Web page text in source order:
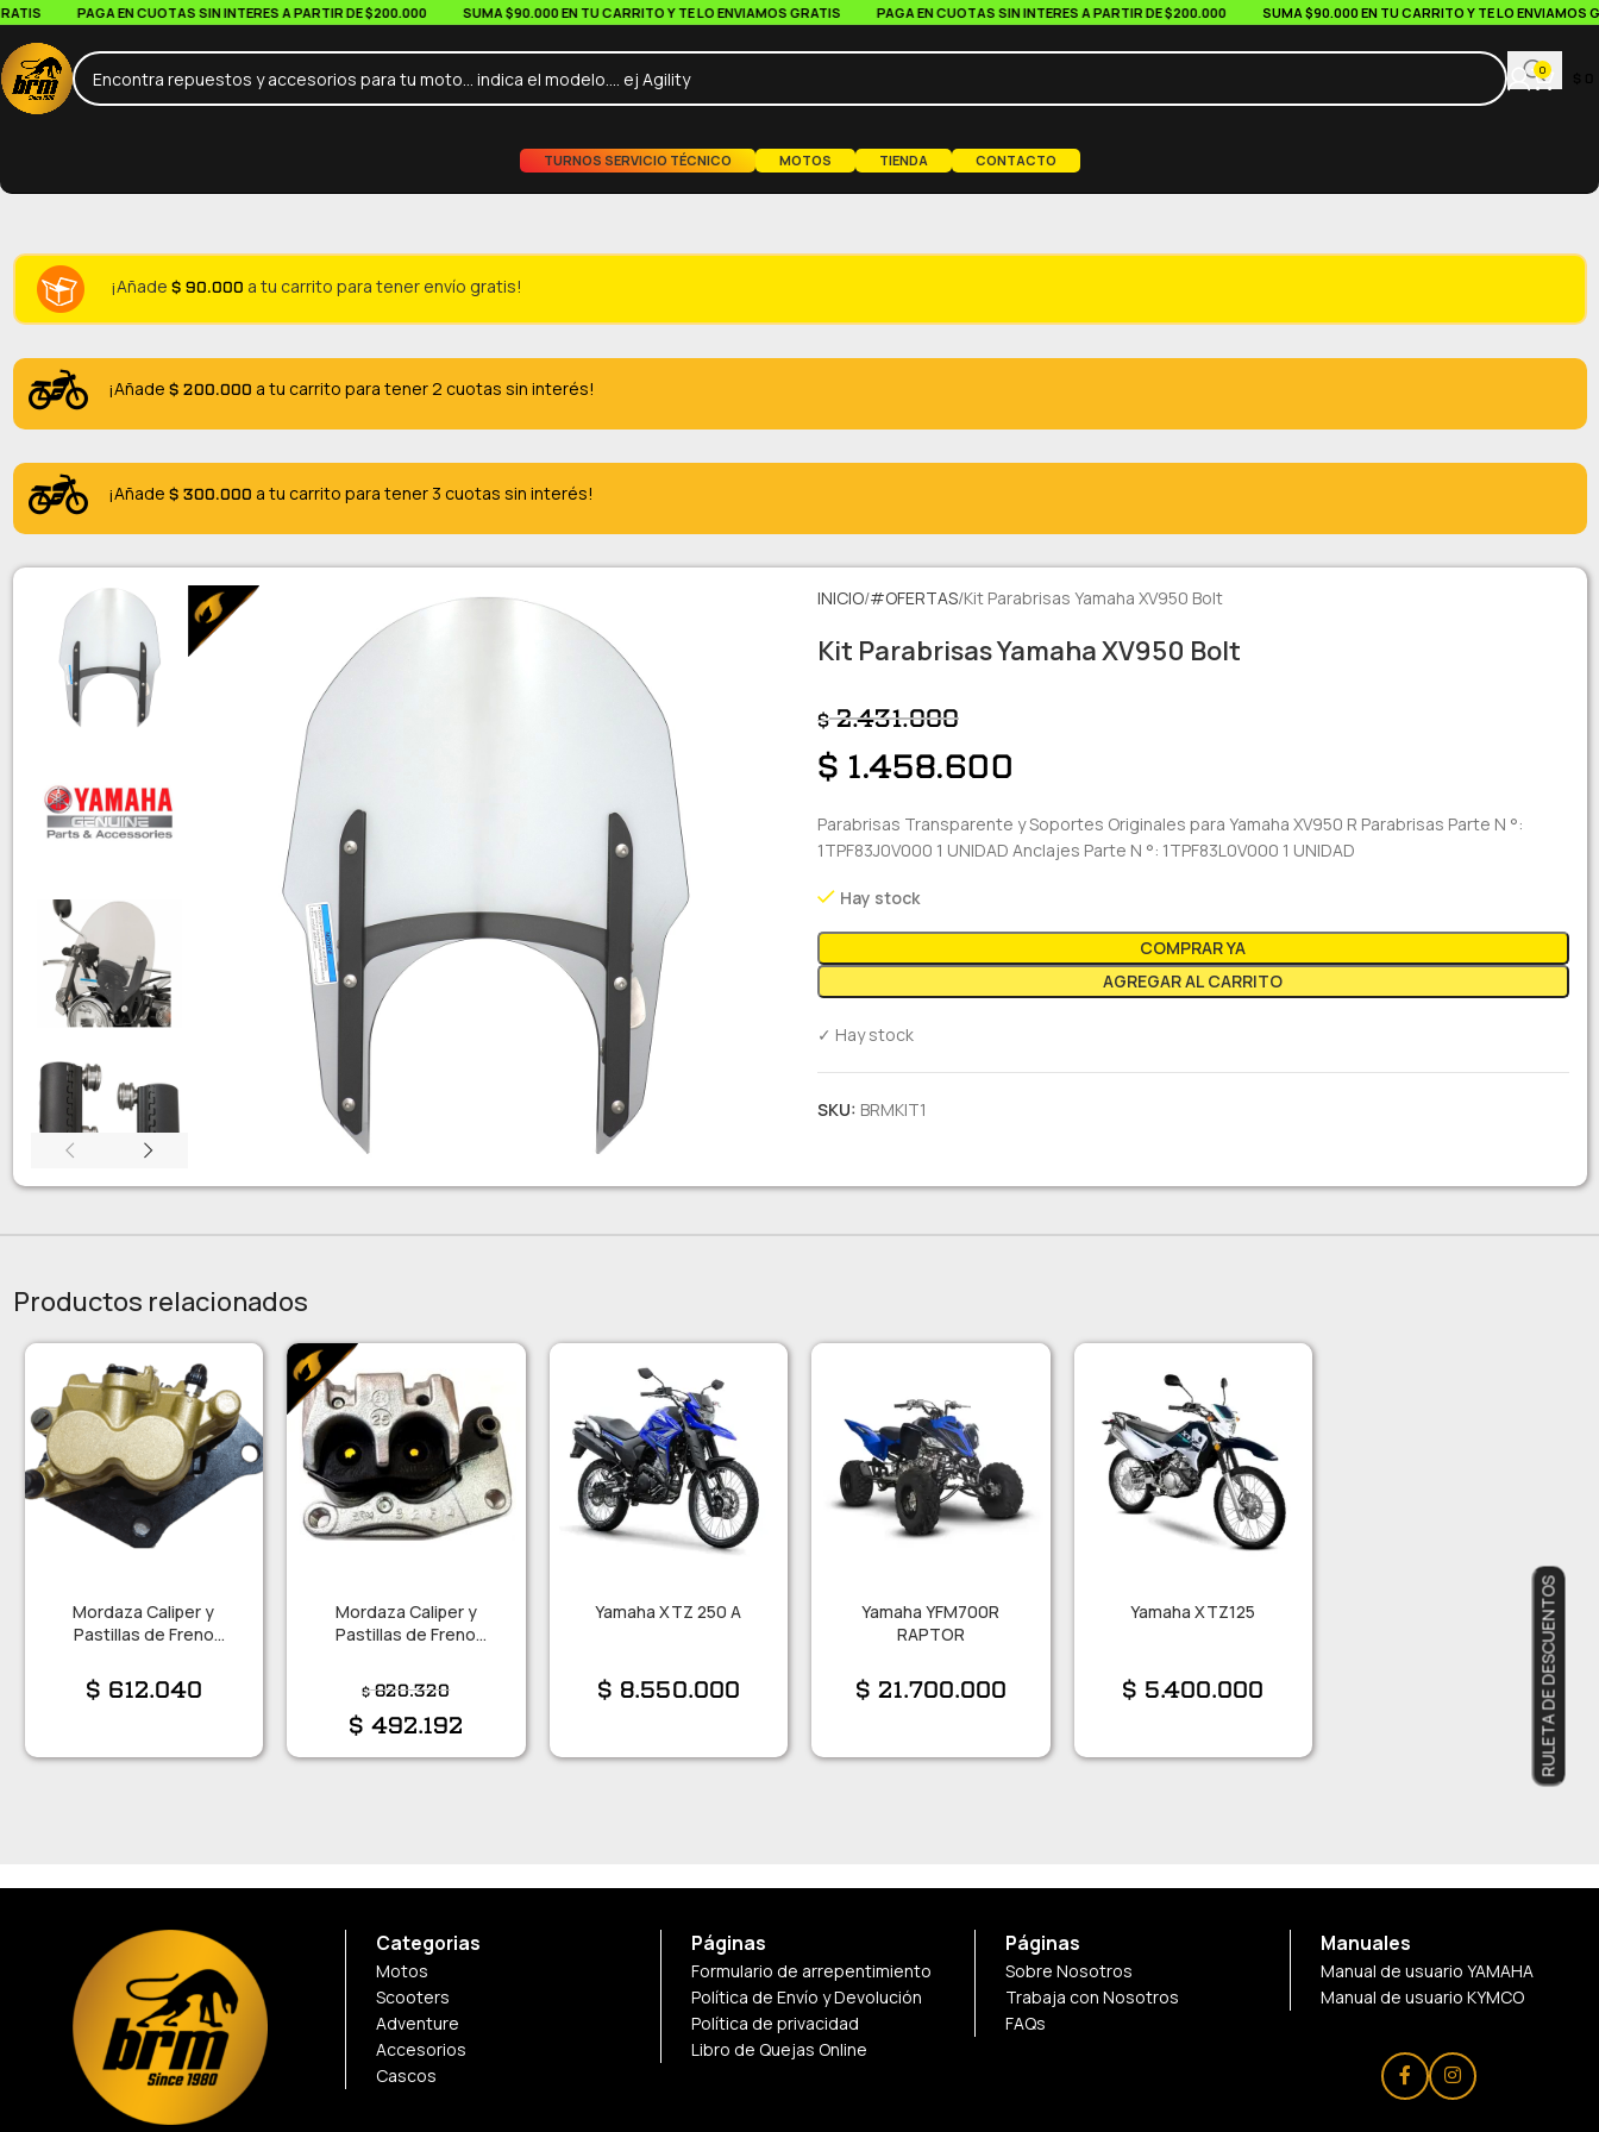
PAGA EN CUOTAS SIN INTERES A PARTIR DE $200.000 SUMA $90.000 EN TU CARRITO Y TE LO ENVIAMOS GRATIS PAGA EN CUOTAS SIN INTERES A PARTIR DE $200.000 SUMA $90.000 EN TU CARRITO Y TE LO ENVIAMOS
0
TURNOS SERVICIO TÉCNICO MOTOS TIENDA CONTACTO
¡Añade $90.000 a tu carrito para tener envío gratis!
¡Añade $200.000 a tu carrito para tener 2 cuotas sin interés!
¡Añade $300.000 a tu carrito para tener 3 cuotas sin interés!
INICIO #OFERTAS Kit Parabrisas Yamaha XV950 Bolt
Kit Parabrisas Yamaha XV950 Bolt
$2.431.000
$ 1.458.600
Parabrisas Transparente y Soportes Originales para Yamaha XV950 R Parabrisas Parte N °:
1TPF83J0V000 1 UNIDAD Anclajes Parte N °: 1TPF83L0V000 1 UNIDAD
Hay stock
AGREGAR AL CARRITO
COMPRAR YA
✓ Hay stock
SKU: BRMKIT1
Productos relacionados
Mordaza Caliper y
Pastillas de Freno
$ 612.040
Mordaza Caliper y
Pastillas de Freno
$820.320
$ 492.192
Yamaha XTZ 250 A
$ 8.550.000
Yamaha YFM700R
RAPTOR
$ 21.700.000
Yamaha XTZ125
$ 5.400.000
Categorias
Motos
Scooters
Adventure
Accesorios
Cascos
Páginas
Formulario de arrepentimiento
Política de Envío y Devolución
Política de privacidad
Libro de Quejas Online
Páginas
Sobre Nosotros
Trabaja con Nosotros
FAQs
Manuales
Manual de usuario YAMAHA
Manual de usuario KYMCO
RULETA DE DESCUENTOS